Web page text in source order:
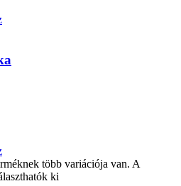
több variációja van. A
ki